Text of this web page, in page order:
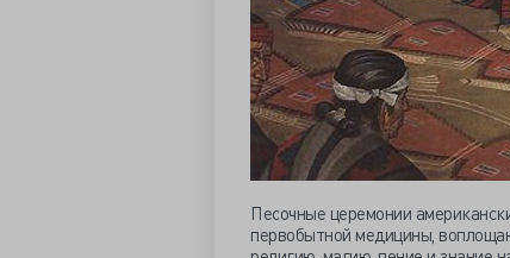
Песочные церемонии
первобытной медицины,